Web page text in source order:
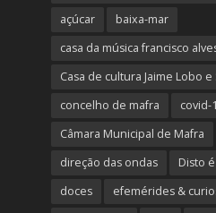
açúcar
baixa-mar
casa da música francisco
Casa de cultura Jaime Lobo e
concelho de mafra
covid-
Câmara Municipal de Mafra
direção das ondas
Disto
doces
efemérides &